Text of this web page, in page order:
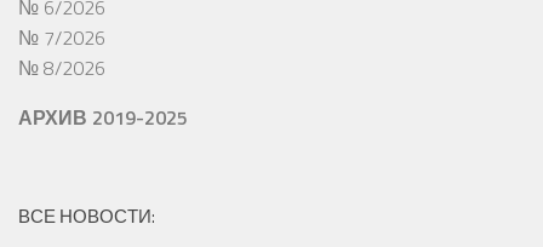
№ 6/2026
№ 7/2026
№ 8/2026
АРХИВ 2019-2025
ВСЕ НОВОСТИ: